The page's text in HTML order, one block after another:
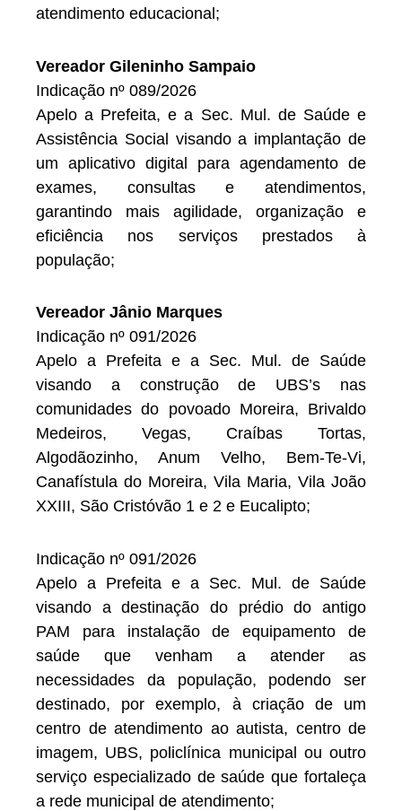
atendimento educacional;
Vereador Gileninho Sampaio
Indicação nº 089/2026
Apelo a Prefeita, e a Sec. Mul. de Saúde e
Assistência Social visando a implantação de
um aplicativo digital para agendamento de
exames, consultas e atendimentos,
garantindo mais agilidade, organização e
eficiência nos serviços prestados à
população;
Vereador Jânio Marques
Indicação nº 091/2026
Apelo a Prefeita e a Sec. Mul. de Saúde
visando a construção de UBS’s nas
comunidades do povoado Moreira, Brivaldo
Medeiros, Vegas, Craíbas Tortas,
Algodãozinho, Anum Velho, Bem-Te-Vi,
Canafístula do Moreira, Vila Maria, Vila João
XXIII, São Cristóvão 1 e 2 e Eucalipto;
Indicação nº 091/2026
Apelo a Prefeita e a Sec. Mul. de Saúde
visando a destinação do prédio do antigo
PAM para instalação de equipamento de
saúde que venham a atender as
necessidades da população, podendo ser
destinado, por exemplo, à criação de um
centro de atendimento ao autista, centro de
imagem, UBS, policlínica municipal ou outro
serviço especializado de saúde que fortaleça
a rede municipal de atendimento;